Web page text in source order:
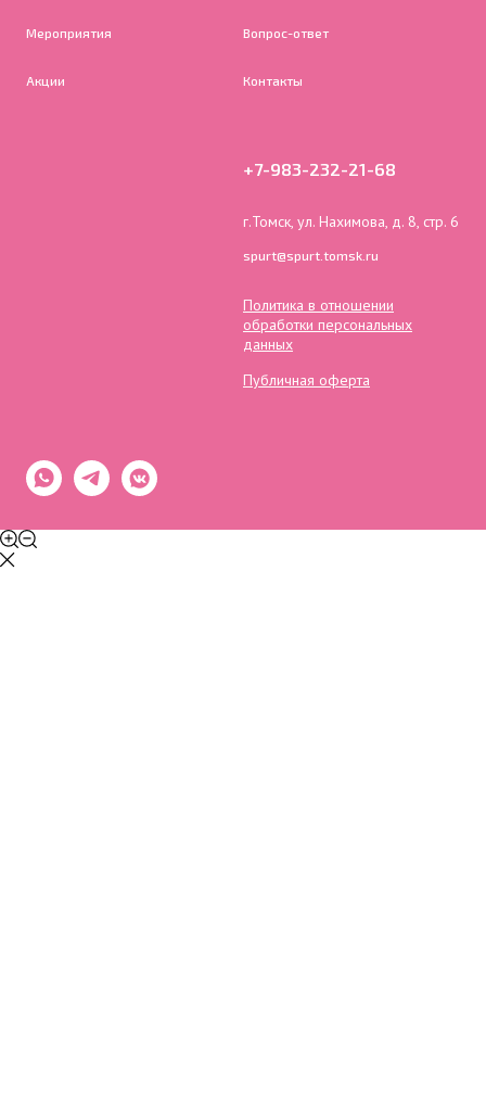
Мероприятия
Акции
Вопрос-ответ
Контакты
+7-983-232-21-68
г.Томск, ул. Нахимова, д. 8, стр. 6
spurt@spurt.tomsk.ru
Политика в отношении
обработки персональных
данных
Публичная оферта